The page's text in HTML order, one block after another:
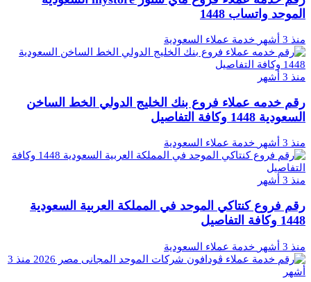
الموحد واتساب 1448
منذ 3 أشهر خدمة عملاء السعودية
منذ 3 أشهر
رقم خدمه عملاء فروع بنك الخليج الدولي الخط الساخن
السعودية 1448 وكافة التفاصيل
منذ 3 أشهر خدمة عملاء السعودية
منذ 3 أشهر
رقم فروع كنتاكي الموحد في المملكة العربية السعودية
1448 وكافة التفاصيل
منذ 3 أشهر
خدمة عملاء السعودية
منذ 3
أشهر